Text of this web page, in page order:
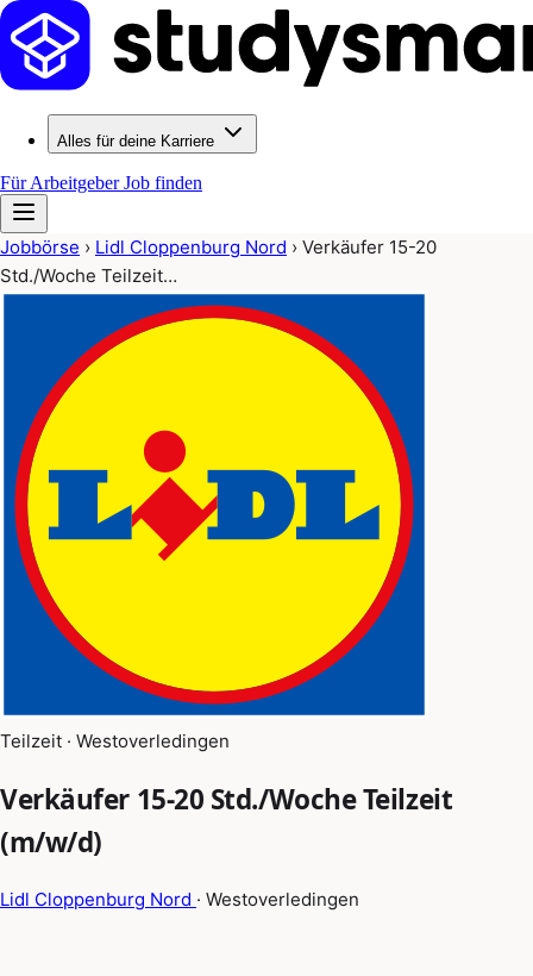
Alles für deine Karriere
Für ArbeitgeberJob finden
Jobbörse › Lidl Cloppenburg Nord › Verkäufer 15-20
Std./Woche Teilzeit…
Teilzeit · Westoverledingen
Verkäufer 15-20 Std./Woche Teilzeit
(m/w/d)
Lidl Cloppenburg Nord · Westoverledingen